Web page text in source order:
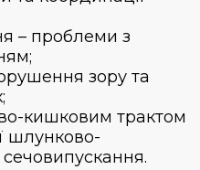
– проблеми з
зору та
кишковим трактом
шлунково-